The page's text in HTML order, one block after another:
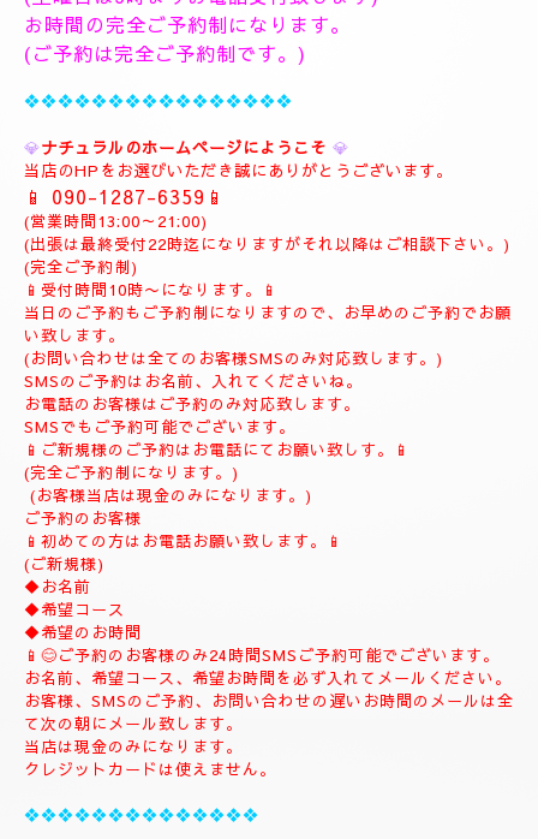
💎ご予約制💎
お電話 ( 090-1287-6359
(事前の完全ご予約制)
当日でもご予約可能でございます。
10時よりお電話でご予約の受付致します。
(土曜日は9時よりお電話受付致します)
お時間の完全ご予約制になります。
(ご予約は完全ご予約制です。)
❖❖❖❖❖❖❖❖❖❖❖❖❖❖❖❖
💎ナチュラルのホームページにようこそ
当店のHPをお選びいただき誠にありがとうございます。
📱090-1287-6359
(営業時間13:00～21:00)
(出張は最終受付22時迄になりますがそれ以降はご相談下さい。)
(完全ご予約制)
📱受付時間10時〜になります。📱
当日のご予約もご予約制になりますので、お早めのご予約でお願
い致します。
(お問い合わせは全てのお客様SMSのみ対応致します。)
SMSのご予約はお名前、入れてくださいね。
お電話のお客様はご予約のみ対応致します。
SMSでもご予約可能でございます。
📱ご新規様のご予約はお電話にてお願い致しす。📱
(お客様当店は現金のみになります。)